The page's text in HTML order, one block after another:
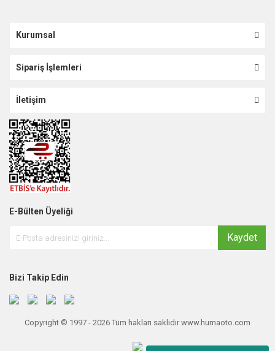
Kurumsal
Sipariş İşlemleri
İletişim
E-Bülten Üyeliği
Kaydet
Bizi Takip Edin
Copyright © 1997 - 2026 Tüm hakları saklıdır www.humaoto.com